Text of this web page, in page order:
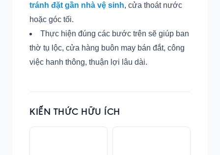
tránh đặt gần nhà vệ sinh, cửa thoát nước
hoặc góc tối.
Thực hiện đúng các bước trên sẽ giúp ban
thờ tụ lộc, cửa hàng buôn may bán đắt, công
việc hanh thông, thuận lợi lâu dài.
KIẾN THỨC HỮU ÍCH